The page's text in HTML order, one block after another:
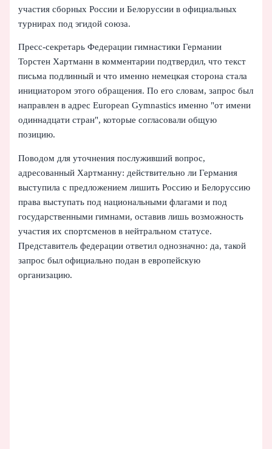
участия сборных России и Белоруссии в официальных
турнирах под эгидой союза.
Пресс‑секретарь Федерации гимнастики Германии
Торстен Хартманн в комментарии подтвердил, что текст
письма подлинный и что именно немецкая сторона стала
инициатором этого обращения. По его словам, запрос был
направлен в адрес European Gymnastics именно "от имени
одиннадцати стран", которые согласовали общую
позицию.
Поводом для уточнения послуживший вопрос,
адресованный Хартманну: действительно ли Германия
выступила с предложением лишить Россию и Белоруссию
права выступать под национальными флагами и под
государственными гимнами, оставив лишь возможность
участия их спортсменов в нейтральном статусе.
Представитель федерации ответил однозначно: да, такой
запрос был официально подан в европейскую
организацию.